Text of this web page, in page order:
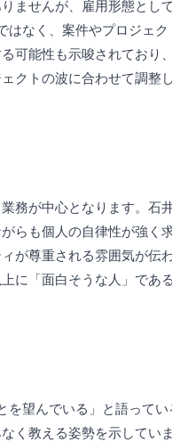
ませんが、雇用形態と
はなく、案件やプロジェ
可能性も示唆されており
クトの波に合わせて調整
務が中心となります。
らも個人の自律性が強
が尊重される雰囲気が
に「面白そうな人」であ
を望んでいる」と語って
く教える姿勢を示してい